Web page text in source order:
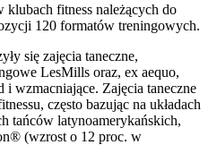
fitness należących do
120 formatów treningowych.
się zajęcia taneczne,
LesMills oraz, ex aequo,
wzmacniające. Zajęcia taneczne
często bazując na układach
tańców latynoamerykańskich,
(wzrost o 12 proc. w